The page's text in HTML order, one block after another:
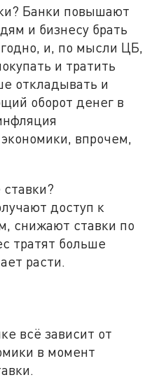
Банки повышают
и бизнесу брать
и, по мысли ЦБ,
и тратить
откладывать и
оборот денег в
впрочем,
доступ к
снижают ставки по
тратят больше
расти.
всё зависит от
в момент